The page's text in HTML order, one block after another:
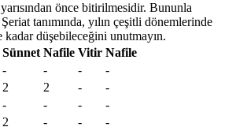
önce bitirilmesidir. Bununla
tanımında, yılın çeşitli dönemlerinde
kadar düşebileceğini unutmayın.
Sünnet Nafile Vitir Nafile
- - -
-
2 2 -
-
- - -
-
2 - -
-